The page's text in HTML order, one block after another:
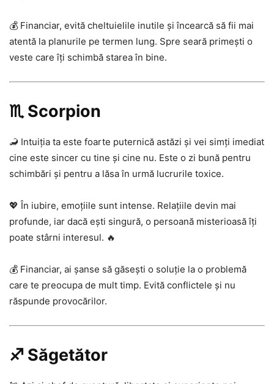
💰 Financiar, evită cheltuielile inutile și încearcă să fii mai
atentă la planurile pe termen lung. Spre seară primești o
veste care îți schimbă starea în bine.
♏ Scorpion
🦂 Intuiția ta este foarte puternică astăzi și vei simți imediat
cine este sincer cu tine și cine nu. Este o zi bună pentru
schimbări și pentru a lăsa în urmă lucrurile toxice.
💖 În iubire, emoțiile sunt intense. Relațiile devin mai
profunde, iar dacă ești singură, o persoană misterioasă îți
poate stârni interesul. 🔥
💰 Financiar, ai șanse să găsești o soluție la o problemă
care te preocupa de mult timp. Evită conflictele și nu
răspunde provocărilor.
♐ Săgetător